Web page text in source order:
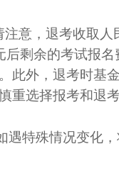
注意，退考收取
后剩余的考试报
此外，退考时基
重选择报考和退考
遇特殊情况变化